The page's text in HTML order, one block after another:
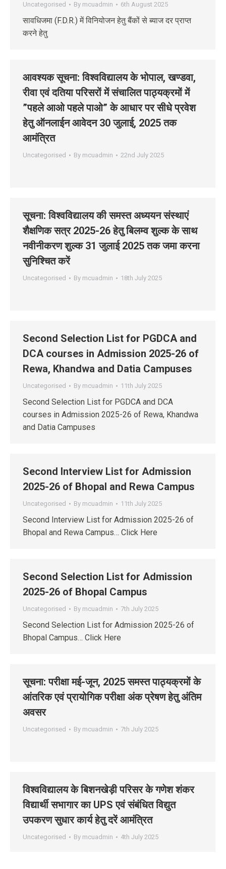
Uncategorised By mcuadmin 6th August 2025
सावधिजमा (F.D.R.) में विनियोजन हेतु बैंकों से ब्याज दर प्राप्त
करने हेतु
आवश्‍यक सूचना: विश्‍वविद्यालय के भोपाल, खण्‍डवा,
रीवा एवं दतिया परिसरों में संचालित पाठ्यक्रमों में
”पहले आओ पहले पाओ” के आधार पर सीधे प्रवेश
हेतु ऑनलाईन आवेदन 30 जुलाई, 2025 तक
आमंत्रित
Uncategorised By mcuadmin 22nd July 2025
सूचना: विश्वविद्यालय की समस्त अध्ययन संस्थाएं
शैक्षणिक सत्र 2025-26 हेतु बिलम्‍व शुल्‍क के साथ
नवीनीकरण शुल्क 31 जुलाई 2025 तक जमा करना
सुनिश्चित करें
Uncategorised By mcuadmin 18th July 2025
Second Selection List for PGDCA and
DCA courses in Admission 2025-26 of
Rewa, Khandwa and Datia Campuses
Uncategorised By mcuadmin 11th July 2025
Second Selection List for PGDCA and DCA
courses in Admission 2025-26 of Rewa, Khandwa
and Datia Campuses
Second Interview List for Admission
2025-26 of Bhopal and Rewa Campus
Uncategorised By mcuadmin 11th July 2025
Second Interview List for Admission 2025-26 of
Bhopal and Rewa Campus… Click Here
Second Selection List for Admission
2025-26 of Bhopal Campus
Uncategorised By mcuadmin 7th July 2025
Second Selection List for Admission 2025-26 of
Bhopal Campus… Click Here
सूचना: परीक्षा मई-जून, 2025 समस्‍त पाठ्यक्रमों के
आंतरिक एवं प्रायोगिक परीक्षा अंक प्रेषण हेतु अंतिम
अवसर
Uncategorised By mcuadmin 7th July 2025
विश्‍वविद्यालय के बिशनखेड़ी परिसर के गणेश शंकर
विद्यार्थी सभागार का UPS एवं संबंधित विद्युत
उपकरण सुधार कार्य हेतु दरें आमंत्रित
Uncategorised By mcuadmin 4th July 2025